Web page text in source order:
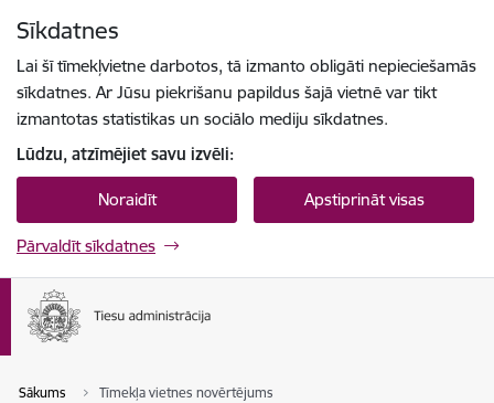
Sīkdatnes
Lai šī tīmekļvietne darbotos, tā izmanto obligāti nepieciešamās
sīkdatnes. Ar Jūsu piekrišanu papildus šajā vietnē var tikt
izmantotas statistikas un sociālo mediju sīkdatnes.
Lūdzu, atzīmējiet savu izvēli:
Noraidīt Apstiprināt visas
Pārvaldīt sīkdatnes
Sākums Tīmekļa vietnes novērtējums